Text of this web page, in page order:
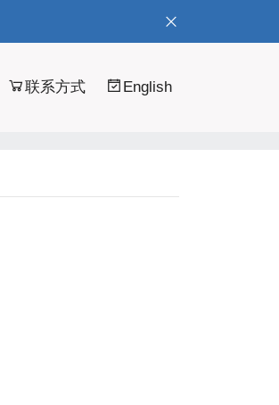
联系方式 English